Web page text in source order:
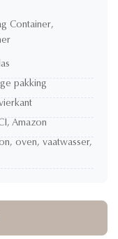
Container,
pakking
Amazon
oven, vaatwasser,